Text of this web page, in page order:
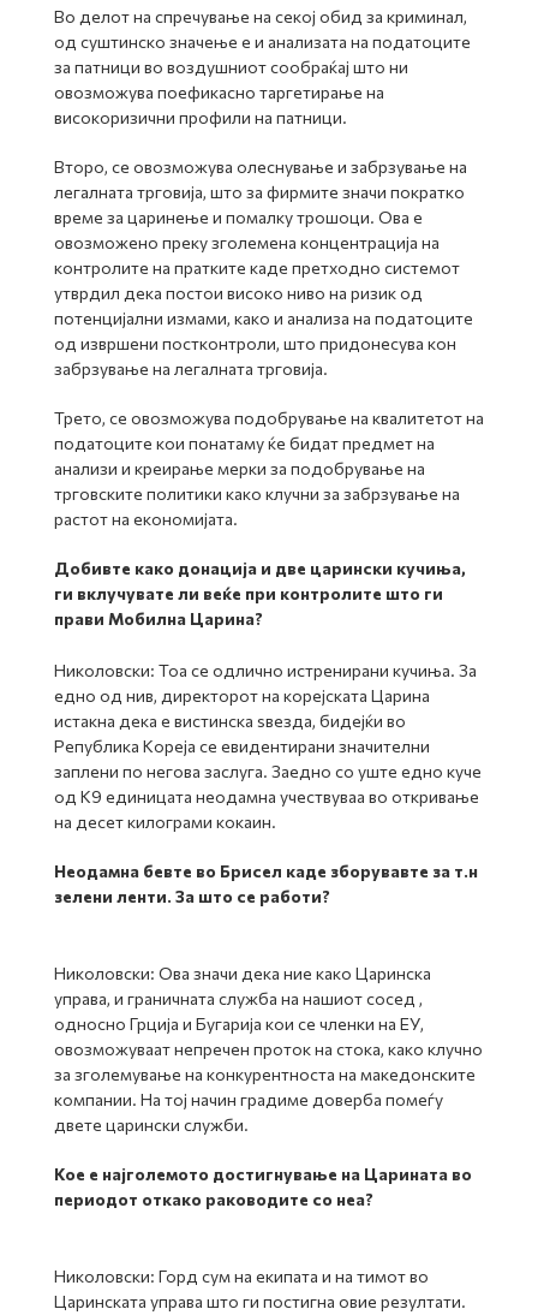
Во делот на спречување на секој обид за криминал,
од суштинско значење е и анализата на податоците
за патници во воздушниот сообраќај што ни
овозможува поефикасно таргетирање на
високоризични профили на патници.
Второ, се овозможува олеснување и забрзување на
легалната трговија, што за фирмите значи пократко
време за царинење и помалку трошоци. Ова е
овозможено преку зголемена концентрација на
контролите на пратките каде претходно системот
утврдил дека постои високо ниво на ризик од
потенцијални измами, како и анализа на податоците
од извршени постконтроли, што придонесува кон
забрзување на легалната трговија.
Трето, се овозможува подобрување на квалитетот на
податоците кои понатаму ќе бидат предмет на
анализи и креирање мерки за подобрување на
трговските политики како клучни за забрзување на
растот на економијата.
Добивте како донација и две царински кучиња,
ги вклучувате ли веќе при контролите што ги
прави Мобилна Царина?
Николовски: Тоа се одлично истренирани кучиња. За
едно од нив, директорот на корејската Царина
истакна дека е вистинска ѕвезда, бидејќи во
Република Кореја се евидентирани значителни
заплени по негова заслуга. Заедно со уште едно куче
од К9 единицата неодамна учествуваа во откривање
на десет килограми кокаин.
Неодамна бевте во Брисел каде зборувавте за т.н
зелени ленти. За што се работи?
Николовски: Ова значи дека ние како Царинска
управа, и граничната служба на нашиот сосед ,
односно Грција и Бугарија кои се членки на ЕУ,
овозможуваат непречен проток на стока, како клучно
за зголемување на конкурентноста на македонските
компании. На тој начин градиме доверба помеѓу
двете царински служби.
Кое е најголемото достигнување на Царината во
периодот откако раководите со неа?
Николовски: Горд сум на екипата и на тимот во
Царинската управа што ги постигна овие резултати.